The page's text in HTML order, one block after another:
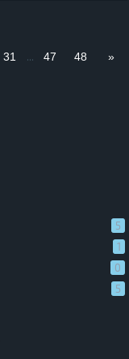
31 ... 47 48
»
5
1
0
5